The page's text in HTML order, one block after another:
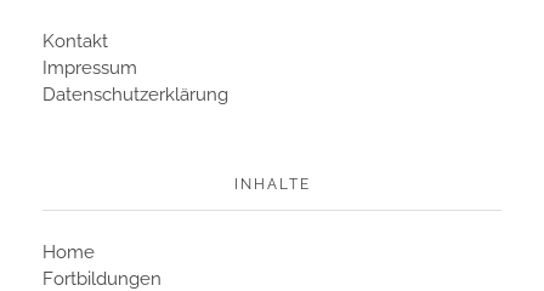
Kontakt
Impressum
Datenschutzerklärung
INHALTE
Home
Fortbildungen